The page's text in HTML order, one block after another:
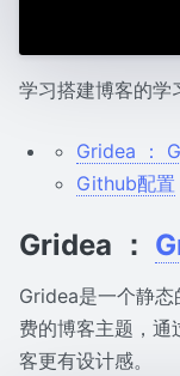
学习搭建博客的学
Gridea ：
Github配置
Gridea ：
Gridea是一个静
费的博客主题，通
客更有设计感。